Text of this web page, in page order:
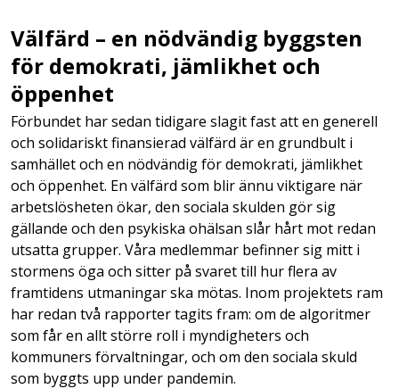
Välfärd – en nödvändig byggsten
för demokrati, jämlikhet och
öppenhet
Förbundet har sedan tidigare slagit fast att en generell
och solidariskt finansierad välfärd är en grundbult i
samhället och en nödvändig för demokrati, jämlikhet
och öppenhet. En välfärd som blir ännu viktigare när
arbetslösheten ökar, den sociala skulden gör sig
gällande och den psykiska ohälsan slår hårt mot redan
utsatta grupper. Våra medlemmar befinner sig mitt i
stormens öga och sitter på svaret till hur flera av
framtidens utmaningar ska mötas. Inom projektets ram
har redan två rapporter tagits fram: om de algoritmer
som får en allt större roll i myndigheters och
kommuners förvaltningar, och om den sociala skuld
som byggts upp under pandemin.